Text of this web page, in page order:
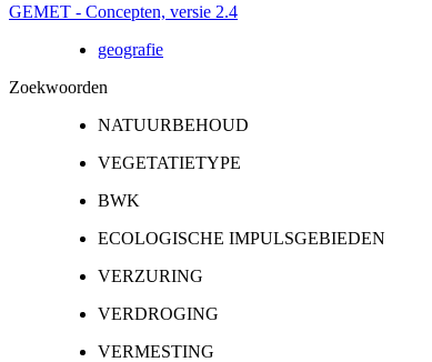
GEMET - Concepten, versie 2.4
geografie
Zoekwoorden
NATUURBEHOUD
VEGETATIETYPE
BWK
ECOLOGISCHE IMPULSGEBIEDEN
VERZURING
VERDROGING
VERMESTING